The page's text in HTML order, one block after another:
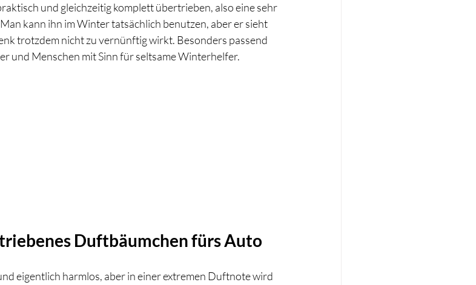
und gleichzeitig komplett übertrieben, also eine sehr
kann ihn im Winter tatsächlich benutzen, aber er sieht
trotzdem nicht zu vernünftig wirkt. Besonders passend
und Menschen mit Sinn für seltsame Winterhelfer.
Duftbäumchen fürs Auto
eigentlich harmlos, aber in einer extremen Duftnote wird